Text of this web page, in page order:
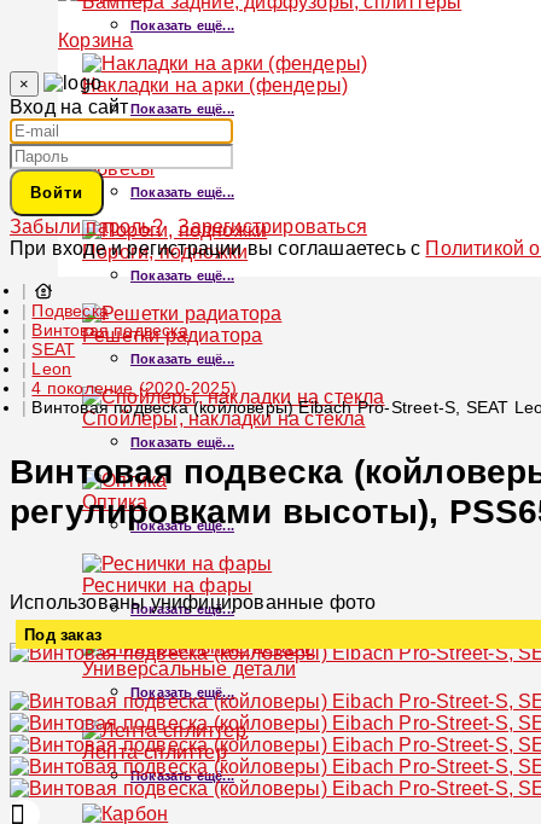
Показать ещё...
Накладки на арки (фендеры)
Показать ещё...
Обвесы
Показать ещё...
Пороги, подножки
Показать ещё...
Решетки радиатора
Показать ещё...
Спойлеры, накладки на стекла
Показать ещё...
Оптика
Показать ещё...
Реснички на фары
Показать ещё...
Универсальные детали
Показать ещё...
Лента-сплиттер
Показать ещё...
Корзина
×
Вход на сайт
Войти
Забыли пароль?
Зарегистрироваться
При входе и регистрации вы соглашаетесь с Политикой
Подвеска
Винтовая подвеска
SEAT
Leon
4 поколение (2020-2025)
Винтовая подвеска (койловеры) Eibach Pro-Street-S, SEAT
Винтовая подвеска
регулировками высоты),
Использованы унифицированные фото
Под заказ
Увеличить